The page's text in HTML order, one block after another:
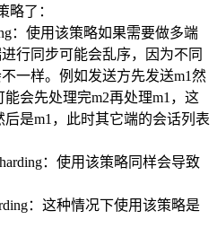
略了：
：使用该策略如果需要做多端
行同步可能会乱序，因为不同
一样。例如发送方先发送m1然
会先处理完m2再处理m1，这
后是m1，此时其它端的会话列表
：使用该策略同样会导致
：这种情况下使用该策略是